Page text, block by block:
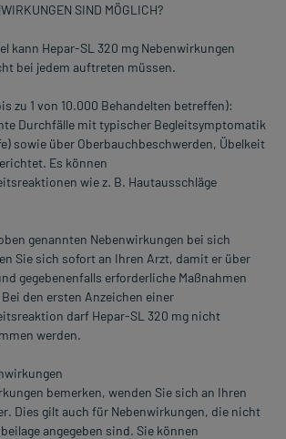
SIND MÖGLICH?
kann Hepar-SL 320 mg Nebenwirkungen
bei jedem auftreten müssen.
zu 1 von 10.000 Behandelten betreffen):
Durchfälle mit typischer Begleitsymptomatik
sowie über Oberbauchbeschwerden, Übelkeit
Es können
wie z. B. Hautausschläge
genannten Nebenwirkungen bei sich
Sie sich sofort an Ihren Arzt, damit er über
gegebenenfalls erforderliche Maßnahmen
den ersten Anzeichen einer
darf Hepar-SL 320 mg nicht
werden.
bemerken, wenden Sie sich an Ihren
Dies gilt auch für Nebenwirkungen, die nicht
angegeben sind. Sie können